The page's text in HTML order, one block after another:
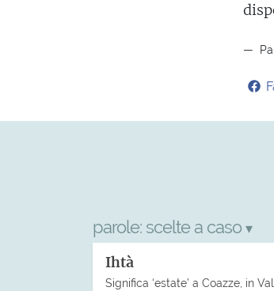
parole: scelte a caso ▾
Ihtà
Significa ‘estate’ a Coazze, in